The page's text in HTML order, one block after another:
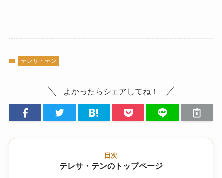
テレサ・テン
よかったらシェアしてね！
目次
テレサ・テンのトップページ